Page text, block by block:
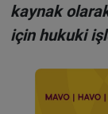
kaynak
için hukuki